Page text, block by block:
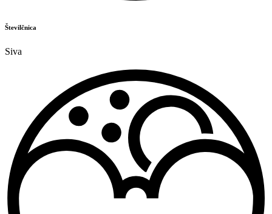
Številčnica
Siva